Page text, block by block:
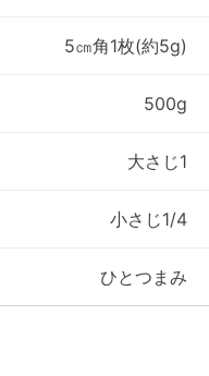
5㎝角1枚(約5g)
500g
大さじ1
小さじ1/4
ひとつまみ